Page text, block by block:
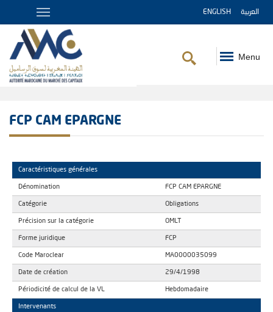
ENGLISH العربية
Menu
FCP CAM EPARGNE
Caractéristiques générales
Dénomination FCP CAM EPARGNE
Catégorie Obligations
Précision sur la catégorie OMLT
Forme juridique FCP
Code Maroclear MA0000035099
Date de création 29/4/1998
Périodicité de calcul de la VL Hebdomadaire
Intervenants